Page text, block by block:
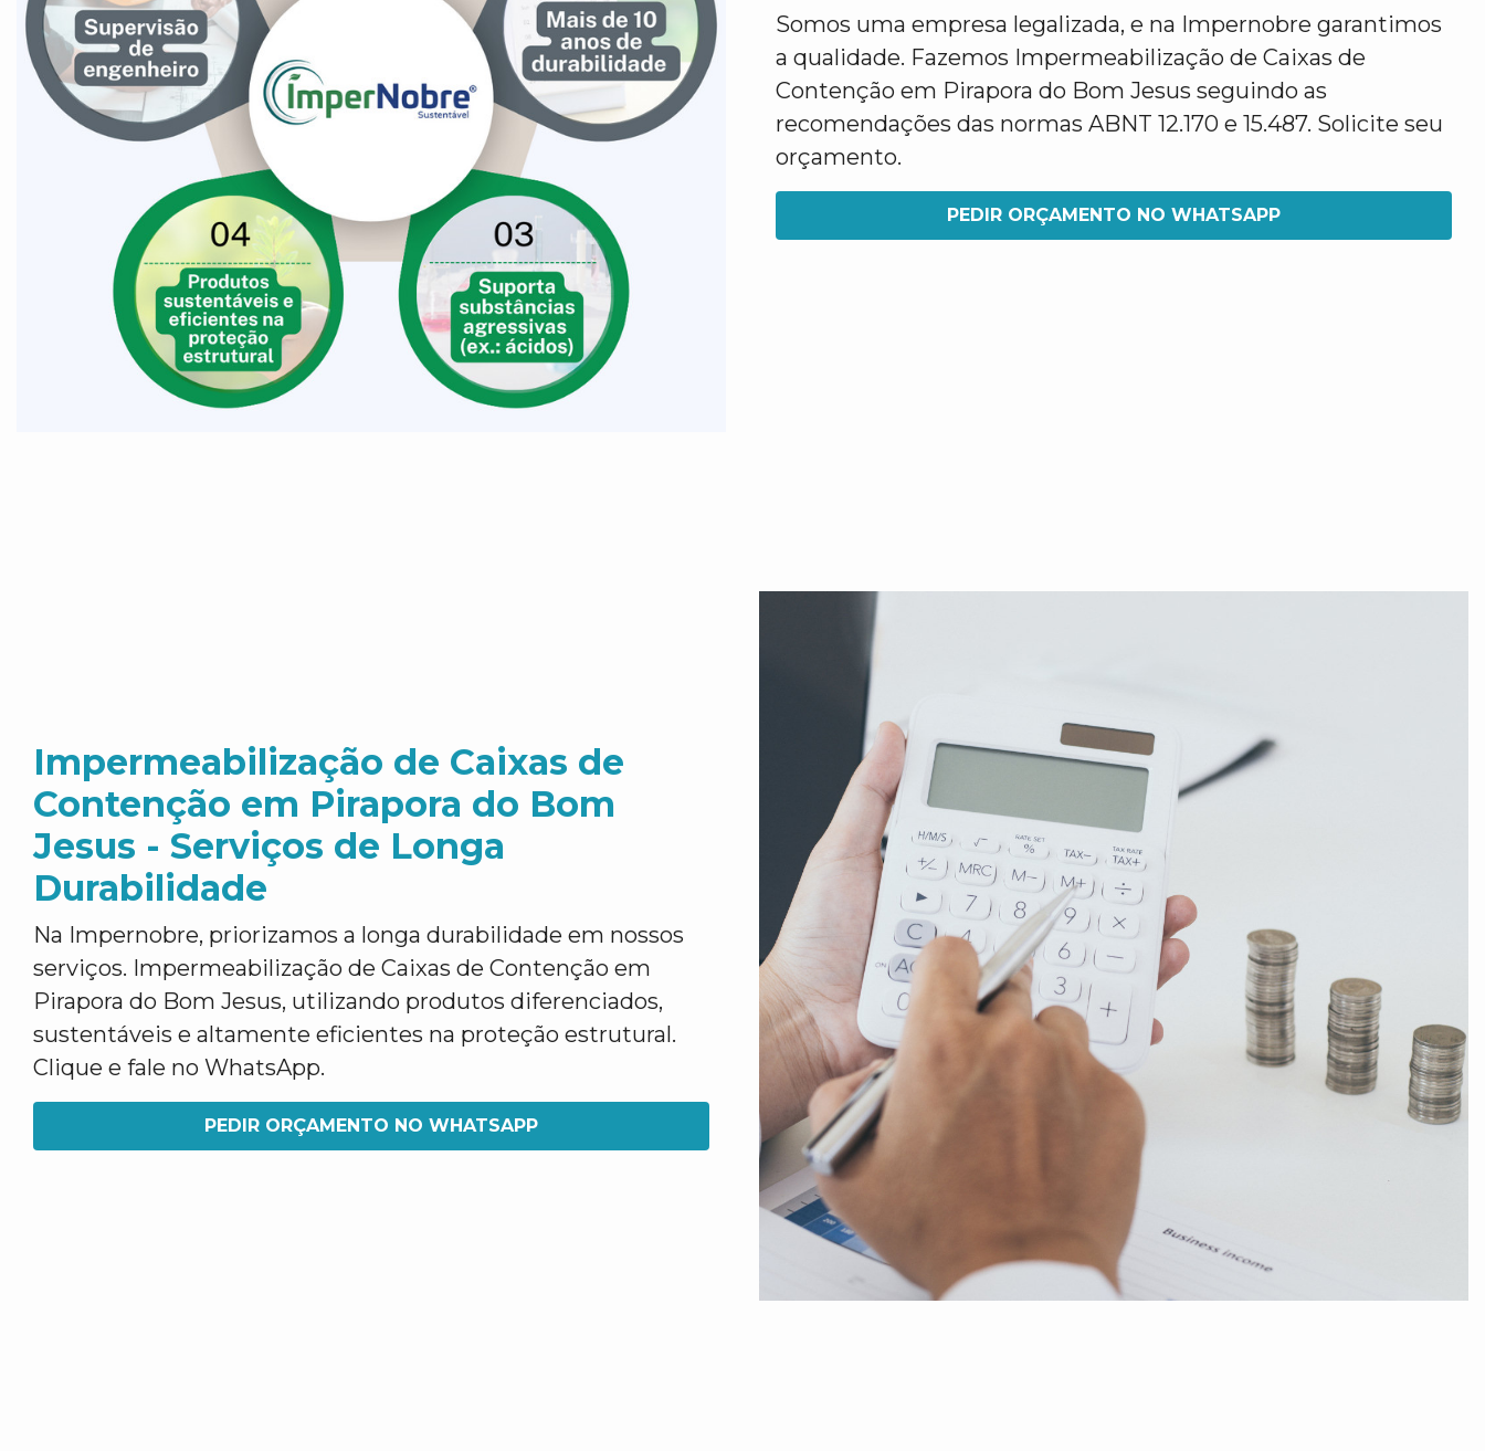
Somos uma empresa legalizada, e na Impernobre garantimos
a qualidade. Fazemos Impermeabilização de Caixas de
Contenção em Pirapora do Bom Jesus seguindo as
recomendações das normas ABNT 12.170 e 15.487. Solicite seu
orçamento.
PEDIR ORÇAMENTO NO WHATSAPP
Impermeabilização de Caixas de
Contenção em Pirapora do Bom
Jesus - Serviços de Longa
Durabilidade
Na Impernobre, priorizamos a longa durabilidade em nossos
serviços. Impermeabilização de Caixas de Contenção em
Pirapora do Bom Jesus, utilizando produtos diferenciados,
sustentáveis e altamente eficientes na proteção estrutural.
Clique e fale no WhatsApp.
PEDIR ORÇAMENTO NO WHATSAPP